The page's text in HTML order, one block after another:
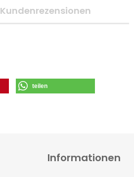
Kundenrezensionen
teilen
Informationen